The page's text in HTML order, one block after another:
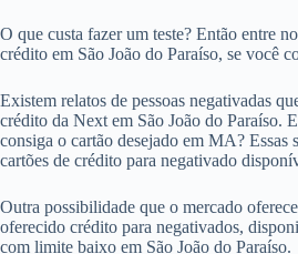
O que custa fazer um teste? Então entre
crédito em São João do Paraíso, se você
Existem relatos de pessoas negativadas
crédito da Next em São João do Paraíso.
consiga o cartão desejado em MA? Essas
cartões de crédito para negativado
Outra possibilidade que o mercado
oferecido crédito para negativados,
com limite baixo em São João do Paraíso.